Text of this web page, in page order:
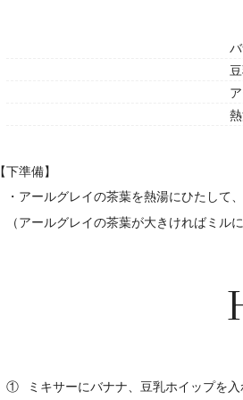
【下準備】
・アールグレイの茶葉を熱湯にひたして、
（アールグレイの茶葉が大きければミル
① ミキサーにバナナ、豆乳ホイップを